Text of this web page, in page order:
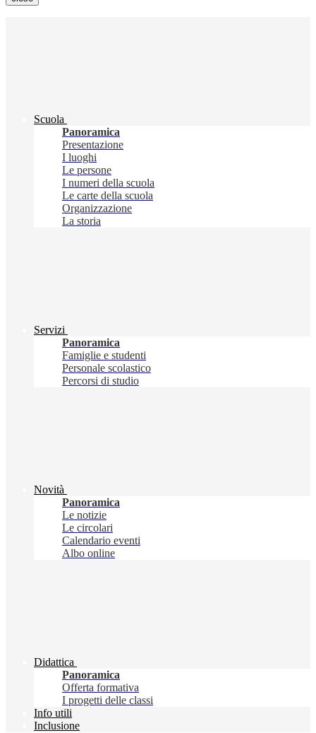
Scuola
Panoramica
Presentazione
I luoghi
Le persone
I numeri della scuola
Le carte della scuola
Organizzazione
La storia
Servizi
Panoramica
Famiglie e studenti
Personale scolastico
Percorsi di studio
Novità
Panoramica
Le notizie
Le circolari
Calendario eventi
Albo online
Didattica
Panoramica
Offerta formativa
I progetti delle classi
Info utili
Inclusione